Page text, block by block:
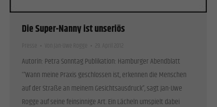
Die Super-Nanny ist unseriös
Autorin: Petra Sonntag Publikation: Hamburger Abendblatt
‘”Wann meine Praxis geschlossen ist, erkennen die Menschen
auf der Straße an meinem Gesichtsausdruck”, sagt Jan-Uwe
Rogge auf seine feinsinnige Art. Ein Lächeln umspielt dabei
Wenn Sie unter 16 Jahre alt sind und Ihre Zustimmung zu freiwilligen Diensten geben
Wir verwenden Cookies und andere Technologien auf unserer Website. Einige von
Adressen), z. B. für personalisierte Anzeigen und Inhalte oder Anzeigen- und
Inhaltsmessung.Weitere Informationen über die Verwendung Ihrer Daten finden Sie
in unsererDatenschutzerklärung
Hier finden Sie eine Übersicht über alle verwendeten Cookies. Sie können Ihre